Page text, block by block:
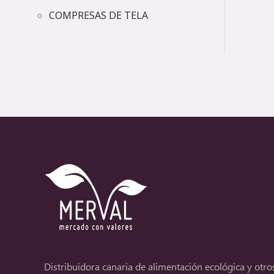
COMPRESAS DE TELA
Distribuidora canaria de alimentación ecológica y